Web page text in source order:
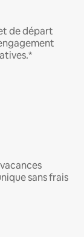
de départ
sans frais